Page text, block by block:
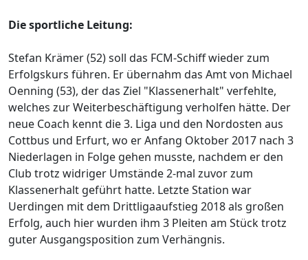
Die sportliche Leitung:
Stefan Krämer (52) soll das FCM-Schiff wieder zum
Erfolgskurs führen. Er übernahm das Amt von Michael
Oenning (53), der das Ziel "Klassenerhalt" verfehlte,
welches zur Weiterbeschäftigung verholfen hätte. Der
neue Coach kennt die 3. Liga und den Nordosten aus
Cottbus und Erfurt, wo er Anfang Oktober 2017 nach 3
Niederlagen in Folge gehen musste, nachdem er den
Club trotz widriger Umstände 2-mal zuvor zum
Klassenerhalt geführt hatte. Letzte Station war
Uerdingen mit dem Drittligaaufstieg 2018 als großen
Erfolg, auch hier wurden ihm 3 Pleiten am Stück trotz
guter Ausgangsposition zum Verhängnis.